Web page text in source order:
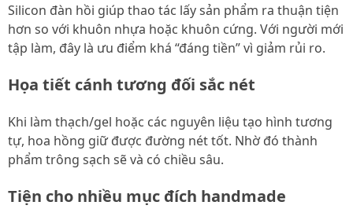
Silicon đàn hồi giúp thao tác lấy sản phẩm ra thuận tiện
hơn so với khuôn nhựa hoặc khuôn cứng. Với người mới
tập làm, đây là ưu điểm khá “đáng tiền” vì giảm rủi ro.
Họa tiết cánh tương đối sắc nét
Khi làm thạch/gel hoặc các nguyên liệu tạo hình tương
tự, hoa hồng giữ được đường nét tốt. Nhờ đó thành
phẩm trông sạch sẽ và có chiều sâu.
Tiện cho nhiều mục đích handmade